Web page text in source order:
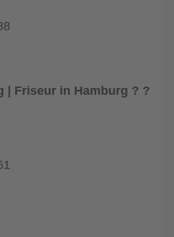
| Friseur in Hamburg ? ?